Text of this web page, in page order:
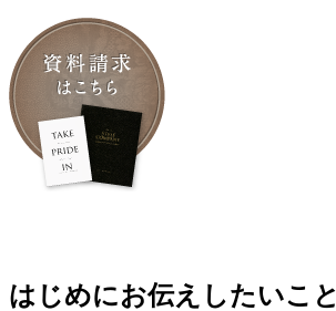
はじめにお伝えしたいこと